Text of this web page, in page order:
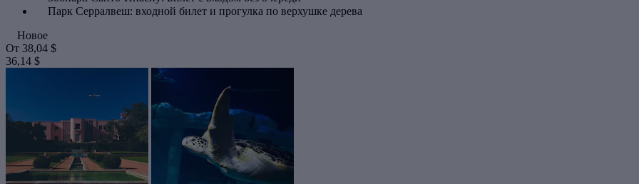
Парк Серралвеш: входной билет и прогулка по верхушке дерева
Новое
От 38,04 $
36,14 $